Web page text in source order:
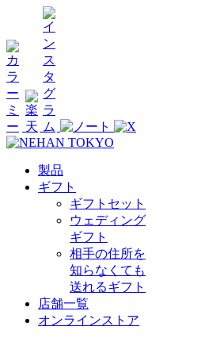
製品
ギフト
ギフトセット
ウェディング
ギフト
相手の住所を
知らなくても
送れるギフト
店舗一覧
オンラインストア